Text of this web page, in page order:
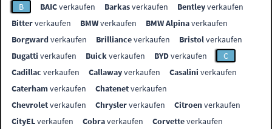
B
BAICverkaufen Barkasverkaufen Bentleyverkaufen
Bitterverkaufen BMWverkaufen BMW Alpinaverkaufen
Borgwardverkaufen Brillianceverkaufen Bristolverkaufen
Bugatti verkaufen Buickverkaufen BYDverkaufen
C
Cadillac verkaufen Callawayverkaufen Casalini verkaufen
Caterhamverkaufen Chatenetverkaufen
Chevroletverkaufen Chryslerverkaufen Citroenverkaufen
CityELverkaufen Cobraverkaufen Corvetteverkaufen